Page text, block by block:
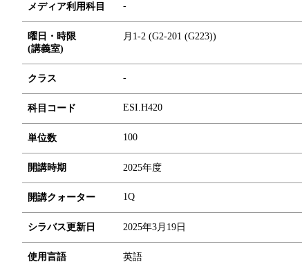
メディア利用科目 -
曜日・時限
(講義室)
月1-2 (G2-201 (G223))
クラス -
科目コード ESI.H420
単位数 100
開講時期 2025年度
開講クォーター 1Q
シラバス更新日 2025年3月19日
使用言語 英語